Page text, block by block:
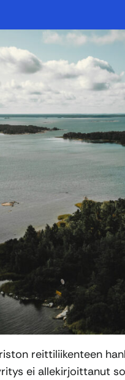
reittiliikenteen
ei allekirjoittanut